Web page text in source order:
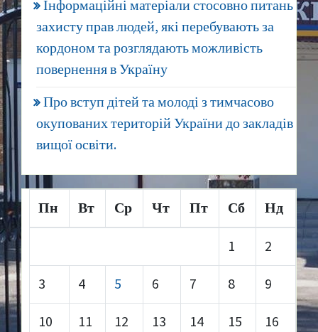
Інформаційні матеріали стосовно питань
захисту прав людей, які перебувають за
кордоном та розглядають можливість
повернення в Україну
Про вступ дітей та молоді з тимчасово
окупованих територій України до закладів
вищої освіти.
Пн Вт Ср Чт Пт Сб Нд
1 2
3 4 5 6 7 8 9
10 11 12 13 14 15 16